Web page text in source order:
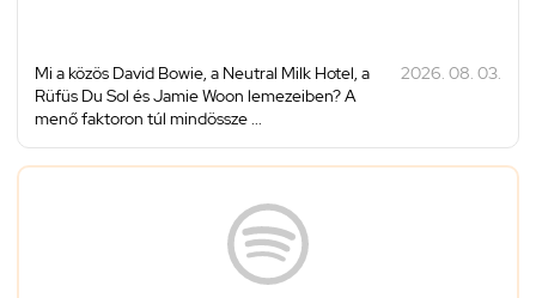
Mi a közös David Bowie, a Neutral Milk Hotel, a
Rüfüs Du Sol és Jamie Woon lemezeiben? A
menő faktoron túl mindössze ...
2026. 08. 03.